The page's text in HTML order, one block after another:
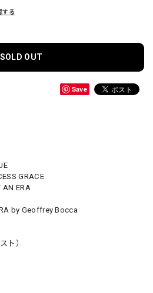
する
SOLD OUT
Save
GRACE
AN ERA
by Geoffrey Bocca
ト）